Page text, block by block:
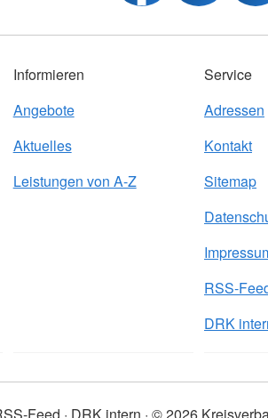
Informieren
Angebote
Aktuelles
Leistungen von A-Z
Service
Adressen
Kontakt
Sitemap
RSS-
DRK